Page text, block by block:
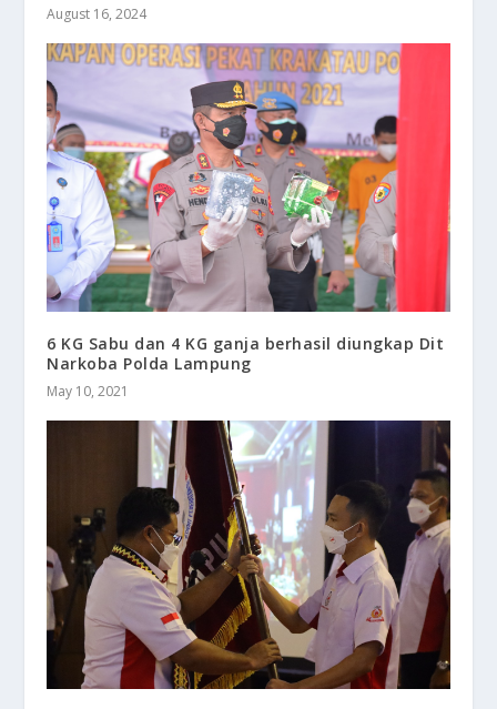
August 16, 2024
6 KG Sabu dan 4 KG ganja berhasil diungkap Dit
Narkoba Polda Lampung
May 10, 2021